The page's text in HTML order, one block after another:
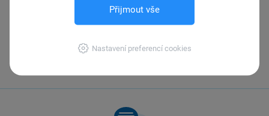
Přijmout vše
Nastavení preferencí cookies
Zavolejte nám